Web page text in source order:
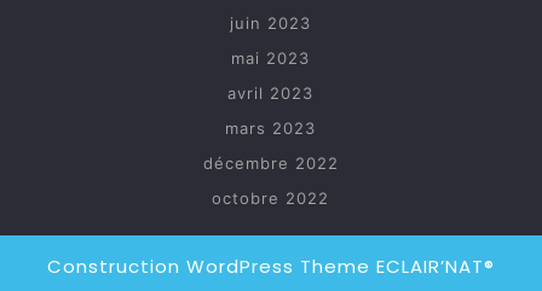
juin 2023
mai 2023
avril 2023
mars 2023
décembre 2022
octobre 2022
Construction WordPress Theme ECLAIR’NAT®